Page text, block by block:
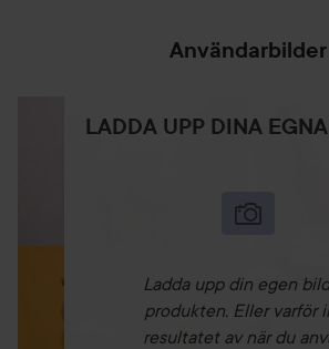
Användarbilder
LADDA UPP DINA
Ladda upp din egen
produkten. Eller varför
resultatet av när du